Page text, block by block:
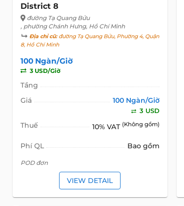
District 8
đường Tạ Quang Bửu
, phường Chánh Hưng, Hồ Chí Minh
Địa chỉ cũ:đường Tạ Quang Bửu, Phường 4, Quận
8, Hồ Chí Minh
100 Ngàn/Giờ
3 USD/Giờ
Tầng
Giá
100 Ngàn/Giờ
3 USD
Thuế 10% VAT (Không gồm)
Phí QL Bao gồm
POD đơn
VIEW DETAIL